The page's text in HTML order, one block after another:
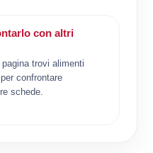
con altri
trovi alimenti
confrontare
schede.